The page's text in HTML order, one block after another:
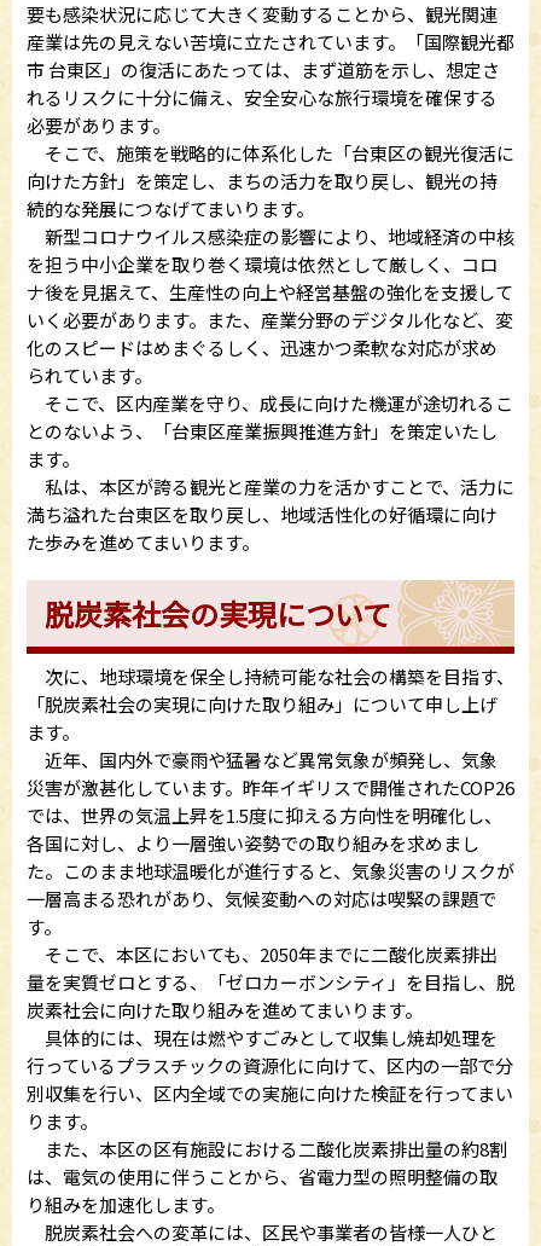
要も感染状況に応じて大きく変動することから、観光関連
産業は先の見えない苦境に立たされています。「国際観光都
市 台東区」の復活にあたっては、まず道筋を示し、想定さ
れるリスクに十分に備え、安全安心な旅行環境を確保する
必要があります。
そこで、施策を戦略的に体系化した「台東区の観光復活に
向けた方針」を策定し、まちの活力を取り戻し、観光の持
続的な発展につなげてまいります。
新型コロナウイルス感染症の影響により、地域経済の中核
を担う中小企業を取り巻く環境は依然として厳しく、コロ
ナ後を見据えて、生産性の向上や経営基盤の強化を支援して
いく必要があります。また、産業分野のデジタル化など、変
化のスピードはめまぐるしく、迅速かつ柔軟な対応が求め
られています。
そこで、区内産業を守り、成長に向けた機運が途切れるこ
とのないよう、「台東区産業振興推進方針」を策定いたし
ます。
私は、本区が誇る観光と産業の力を活かすことで、活力に
満ち溢れた台東区を取り戻し、地域活性化の好循環に向け
た歩みを進めてまいります。
脱炭素社会の実現について
次に、地球環境を保全し持続可能な社会の構築を目指す、
「脱炭素社会の実現に向けた取り組み」について申し上げ
ます。
近年、国内外で豪雨や猛暑など異常気象が頻発し、気象
災害が激甚化しています。昨年イギリスで開催されたCOP26
では、世界の気温上昇を1.5度に抑える方向性を明確化し、
各国に対し、より一層強い姿勢での取り組みを求めまし
た。このまま地球温暖化が進行すると、気象災害のリスクが
一層高まる恐れがあり、気候変動への対応は喫緊の課題で
す。
そこで、本区においても、2050年までに二酸化炭素排出
量を実質ゼロとする、「ゼロカーボンシティ」を目指し、脱
炭素社会に向けた取り組みを進めてまいります。
具体的には、現在は燃やすごみとして収集し焼却処理を
行っているプラスチックの資源化に向けて、区内の一部で分
別収集を行い、区内全域での実施に向けた検証を行ってまい
ります。
また、本区の区有施設における二酸化炭素排出量の約8割
は、電気の使用に伴うことから、省電力型の照明整備の取
り組みを加速化します。
脱炭素社会への変革には、区民や事業者の皆様一人ひと